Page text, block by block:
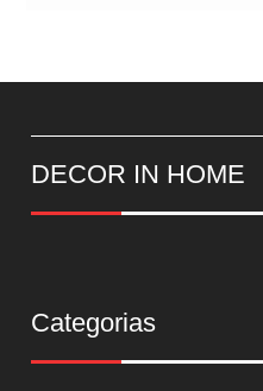
DECOR IN HOME
Categorias